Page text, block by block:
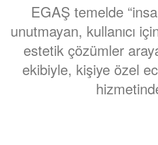
EGAŞ temelde
unutmayan, kullanıcı
estetik çözümler
ekibiyle, kişiye özel